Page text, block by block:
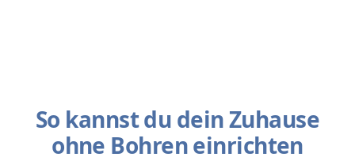
So kannst du dein Zuhause
ohne Bohren einrichten